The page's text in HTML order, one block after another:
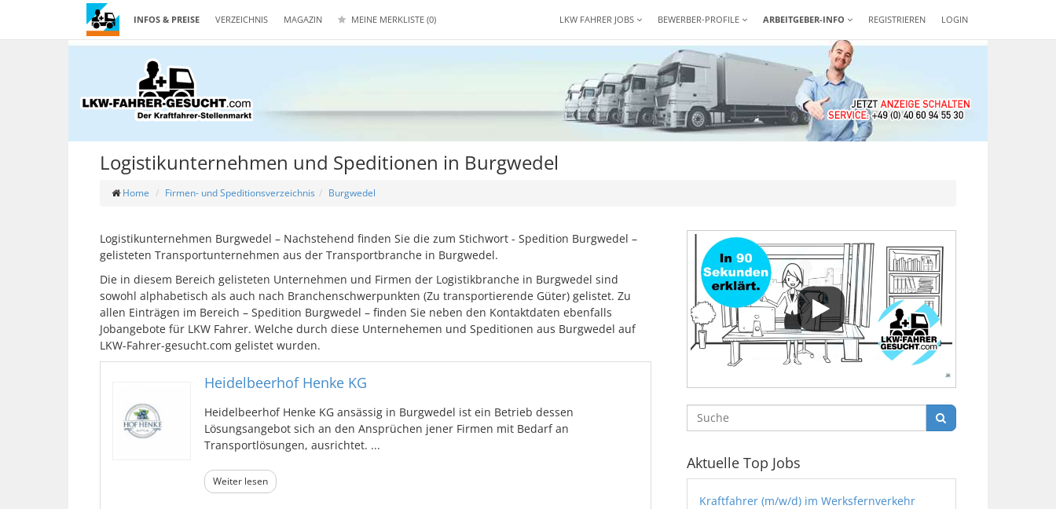
INFOS & PREISE VERZEICHNIS MAGAZIN MEINE MERKLISTE (0) REGISTRIEREN LOGIN
LKW FAHRER JOBS BEWERBER-PROFILE ARBEITGEBER-INFO
Logistikunternehmen und Speditionen in Burgwedel
Home Firmen- und Speditionsverzeichnis Burgwedel
Logistikunternehmen Burgwedel – Nachstehend finden Sie die zum Stichwort - Spedition Burgwedel –
gelisteten Transportunternehmen aus der Transportbranche in Burgwedel.
Die in diesem Bereich gelisteten Unternehmen und Firmen der Logistikbranche in Burgwedel sind
sowohl alphabetisch als auch nach Branchenschwerpunkten (Zu transportierende Güter) gelistet. Zu
allen Einträgen im Bereich – Spedition Burgwedel – finden Sie neben den Kontaktdaten ebenfalls
Jobangebote für LKW Fahrer. Welche durch diese Unternehemen und Speditionen aus Burgwedel auf
LKW-Fahrer-gesucht.com gelistet wurden.
Heidelbeerhof Henke KG
Heidelbeerhof Henke KG ansässig in Burgwedel ist ein Betrieb dessen
Lösungsangebot sich an den Ansprüchen jener Firmen mit Bedarf an
Transportlösungen, ausrichtet. ...
Weiter lesen
Aktuelle Top Jobs
Kraftfahrer (m/w/d) im Werksfernverkehr